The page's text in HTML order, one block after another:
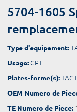
5704-1605
Type d'equipement:
Usage: CRT
Plates-forme(s):
OEM Numero de
TE Numero de Piece: